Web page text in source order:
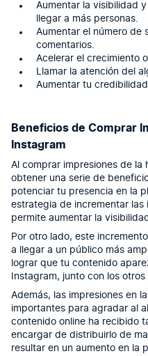
Aumentar la visibilidad
llegar a más personas.
Aumentar el número de
comentarios.
Acelerar el crecimiento
Llamar la atención del
Aumentar tu
Beneficios de Comprar
Instagram
Al comprar impresiones de la
obtener una serie de
potenciar tu presencia en la
estrategia de incrementar
permite aumentar la
Por otro lado, este
a llegar a un público más
lograr que tu contenido
Instagram, junto con los
Además, las impresiones en
importantes para agradar al
contenido online ha recibido
encargar de distribuirlo de
resultar en un aumento en la